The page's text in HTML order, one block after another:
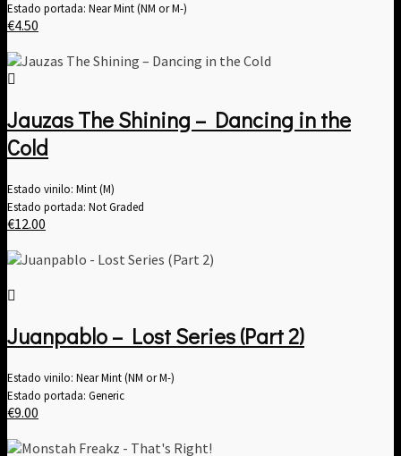
Estado portada: Near Mint (NM or M-)
€4.50
Jauzas The Shining ‎– Dancing in the
Cold
Estado vinilo: Mint (M)
Estado portada: Not Graded
€12.00
Juanpablo – Lost Series (Part 2)
Estado vinilo: Near Mint (NM or M-)
Estado portada: Generic
€9.00